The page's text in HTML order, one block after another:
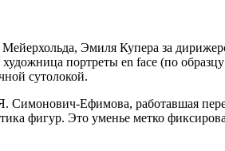
Эмиля Купера за
портреты еn fасе (по
сутолокой.
Симонович-Ефимова, работавшая
фигур. Это уменье метко